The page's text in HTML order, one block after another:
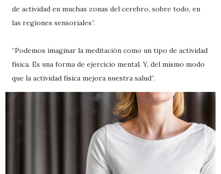
de actividad en muchas zonas del cerebro, sobre todo, en
las regiones sensoriales”.
“Podemos imaginar la meditación como un tipo de actividad
física. Es una forma de ejercicio mental. Y, del mismo modo
que la actividad física mejora nuestra salud”.